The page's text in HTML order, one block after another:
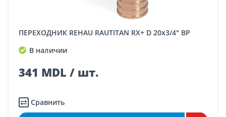
ПЕРЕХОДНИК REHAU RAUTITAN RX+ D 20x3/4" ВР
В наличии
341 MDL / шт.
Сравнить